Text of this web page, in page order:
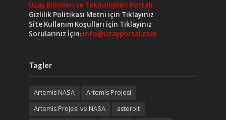
Uzay Bilimleri ve Teknolojileri Portalı
Gizlilik Politikası Metni için Tıklayınız
Site Kullanım Koşulları için Tıklayınız
Sorularınız İçin: info@uzayportal.com
Tagler
Artemis NASA
Artemis Projesi
Artemis Projesi ve NASA
asteroit